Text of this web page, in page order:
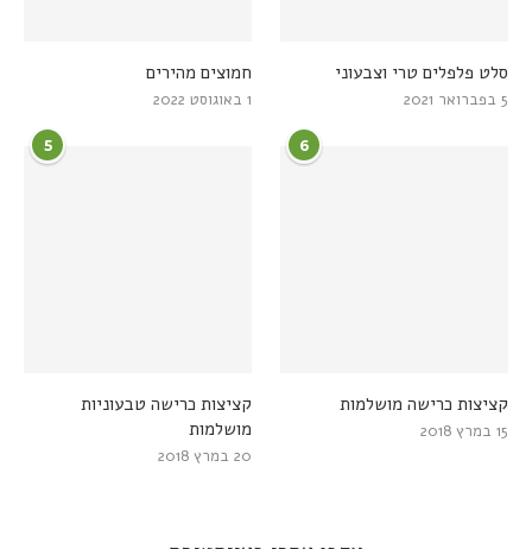
חמוצים מהירים
1 באוגוסט 2022
סלט פלפלים טרי וצבעוני
5 בפברואר 2021
5
קציצות כרישה טבעוניות
מושלמות
20 במרץ 2018
6
קציצות כרישה מושלמות
15 במרץ 2018